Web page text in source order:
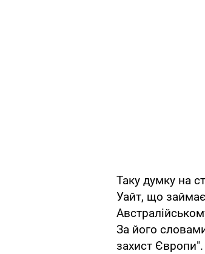
Таку думку на
Уайт, що
За його
захист Європи".